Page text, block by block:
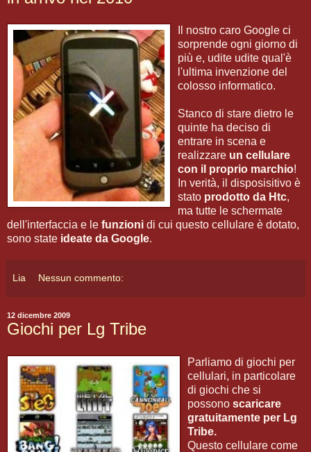
Il nostro caro Google ci
sorprende ogni giorno di
più e, udite udite qual'è
l'ultima invenzione del
colosso informatico.
Stanco di stare dietro le
quinte ha deciso di
entrare in scena e
realizzare un cellulare
con il proprio marchio!
In verità, il disposisitivo è
stato prodotto da Htc,
ma tutte le schermate
dell'interfaccia e le funzioni di cui questo cellulare è dotato,
sono state ideate da Google.
Lia Nessun commento:
12 dicembre 2009
Giochi per Lg Tribe
Parliamo di giochi per
cellulari, in particolare
di giochi che si
possono scaricare
gratuitamente per Lg
Tribe.
Questo cellulare come